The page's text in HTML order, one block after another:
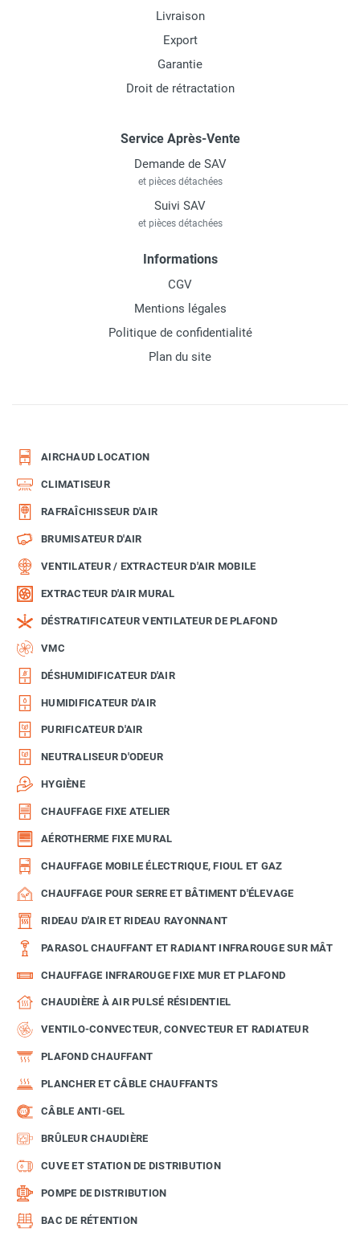
Livraison
Export
Garantie
Droit de rétractation
Service Après-Vente
Demande de SAV
et pièces détachées
Suivi SAV
et pièces détachées
Informations
CGV
Mentions légales
Politique de confidentialité
Plan du site
AIRCHAUD LOCATION
CLIMATISEUR
RAFRAÎCHISSEUR D'AIR
BRUMISATEUR D'AIR
VENTILATEUR / EXTRACTEUR D'AIR MOBILE
EXTRACTEUR D'AIR MURAL
DÉSTRATIFICATEUR VENTILATEUR DE PLAFOND
VMC
DÉSHUMIDIFICATEUR D'AIR
HUMIDIFICATEUR D'AIR
PURIFICATEUR D'AIR
NEUTRALISEUR D'ODEUR
HYGIÈNE
CHAUFFAGE FIXE ATELIER
AÉROTHERME FIXE MURAL
CHAUFFAGE MOBILE ÉLECTRIQUE, FIOUL ET GAZ
CHAUFFAGE POUR SERRE ET BÂTIMENT D'ÉLEVAGE
RIDEAU D'AIR ET RIDEAU RAYONNANT
PARASOL CHAUFFANT ET RADIANT INFRAROUGE SUR MÂT
CHAUFFAGE INFRAROUGE FIXE MUR ET PLAFOND
CHAUDIÈRE À AIR PULSÉ RÉSIDENTIEL
VENTILO-CONVECTEUR, CONVECTEUR ET RADIATEUR
PLAFOND CHAUFFANT
PLANCHER ET CÂBLE CHAUFFANTS
CÂBLE ANTI-GEL
BRÛLEUR CHAUDIÈRE
CUVE ET STATION DE DISTRIBUTION
POMPE DE DISTRIBUTION
BAC DE RÉTENTION